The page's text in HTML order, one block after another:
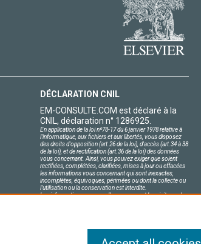
DÉCLARATION CNIL
EM-CONSULTE.COM est déclaré à la
CNIL, déclaration n° 1286925.
En application de la loi nº78-17 du 6 janvier 1978 relative à
l'informatique, aux fichiers et aux libertés, vous disposez
des droits d'opposition (art.26 de la loi), d'accès (art.34 à 38
de la loi), et de rectification (art.36 de la loi) des données
vous concernant. Ainsi, vous pouvez exiger que soient
rectifiées, complétées, clarifiées, mises à jour ou effacées
les informations vous concernant qui sont inexactes,
incomplètes, équivoques, périmées ou dont la collecte ou
l'utilisation ou la conservation est interdite.
Les informations personnelles concernant les visiteurs de